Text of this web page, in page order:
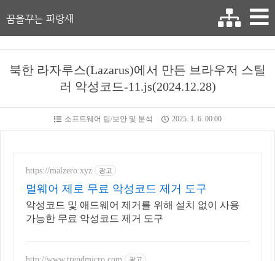
꿈을꾸는 파랑새
북한 라자루스(Lazarus)에서 만든 브라우저 스틸
러 악성코드-11.js(2024.12.28)
소프트웨어 팁/보안 및 분석 2025. 1. 6. 00:00
https://malzero.xyz 광고
멀웨어 제로 무료 악성코드 제거 도구
악성코드 및 애드웨어 제거를 위해 설치 없이 사용
가능한 무료 악성코드 제거 도구
http://www.trendmicro.com 광고